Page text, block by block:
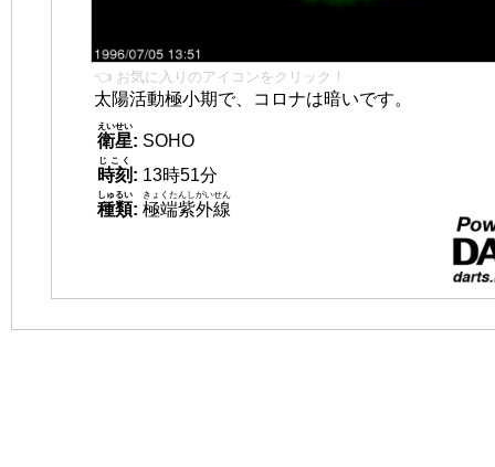
👈 お気に入りのアイコンをクリック！
太陽活動極小期で、コロナは暗いです。
衛星
えいせい
: SOHO
時刻
じこく
: 13時51分
種類
しゅるい
: 極端紫外線
きょくたんしがいせん